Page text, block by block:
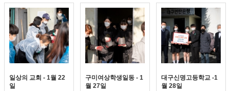
일상의 교회 - 1월 22
일
구미여상학생일동 - 1
월 27일
대구신명고등학교 -1
월 28일